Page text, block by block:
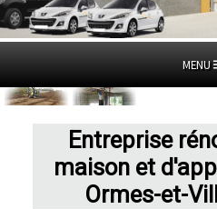
MENU
Entreprise
maison et
Ormes-et-